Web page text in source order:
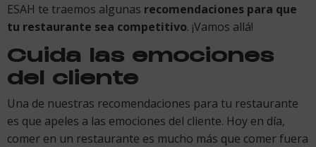
ESAH te traemos algunas recomendaciones para que
tu restaurante sea competitivo. ¡Vamos allá!
Cuida las emociones
del cliente
Una de nuestras recomendaciones para tu restaurante
es que apeles a las emociones del cliente. Hoy en día,
comer en un restaurante es mucho más que comer fuera